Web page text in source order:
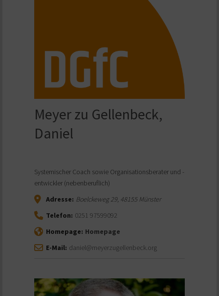
Meyer zu Gellenbeck,
Daniel
Systemischer Coach sowie Organisationsberater und -
entwickler (nebenberuflich)
Adresse: Boelckeweg 29, 48155Münster
Telefon: 0251 97599092
Homepage: Homepage
E-Mail: daniel@meyerzugellenbeck.org